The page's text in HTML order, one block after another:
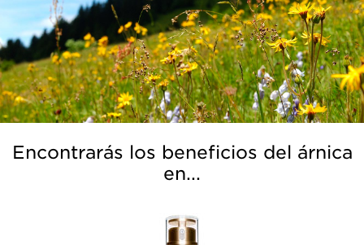
Encontrarás los beneficios del árnica
en...